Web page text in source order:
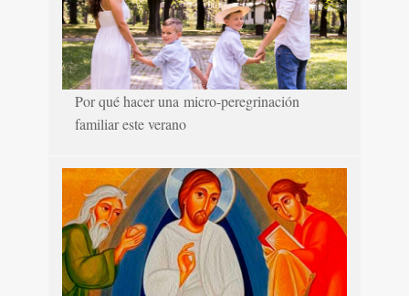
Por qué hacer una micro-peregrinación
familiar este verano